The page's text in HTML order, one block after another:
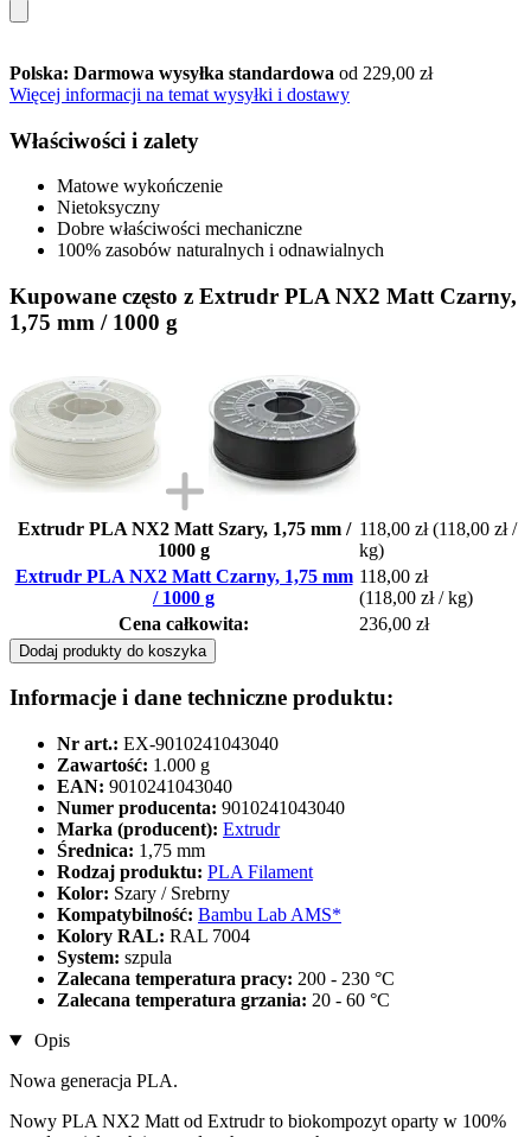
Polska: Darmowa wysyłka standardowa od 229,00 zł
Więcej informacji na temat wysyłki i dostawy
Właściwości i zalety
Matowe wykończenie
Nietoksyczny
Dobre właściwości mechaniczne
100% zasobów naturalnych i odnawialnych
Kupowane często z Extrudr PLA NX2 Matt Czarny,
1,75 mm / 1000 g
Extrudr PLA NX2 Matt Szary, 1,75 mm /
1000 g
118,00 zł (118,00 zł /
kg)
Extrudr PLA NX2 Matt Czarny, 1,75 mm
/ 1000 g
118,00 zł
(118,00 zł / kg)
Cena całkowita:
236,00 zł
Dodaj produkty do koszyka
Informacje i dane techniczne produktu:
Nr art.: EX-9010241043040
Zawartość: 1.000 g
EAN: 9010241043040
Numer producenta: 9010241043040
Marka (producent): Extrudr
Średnica: 1,75 mm
Rodzaj produktu: PLA Filament
Kolor: Szary / Srebrny
Kompatybilność: Bambu Lab AMS*
Kolory RAL: RAL 7004
System: szpula
Zalecana temperatura pracy: 200 - 230 °C
Zalecana temperatura grzania: 20 - 60 °C
Opis
Nowa generacja PLA.
Nowy PLA NX2 Matt od Extrudr to biokompozyt oparty w 100%